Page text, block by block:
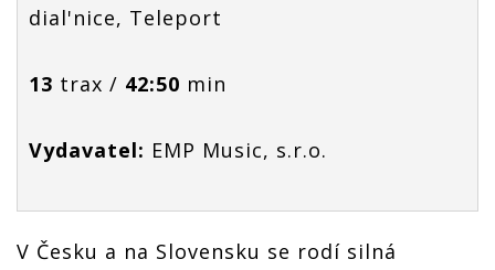
dial'nice, Teleport
13 trax / 42:50 min
Vydavatel: EMP Music, s.r.o.
V Česku a na Slovensku se rodí silná